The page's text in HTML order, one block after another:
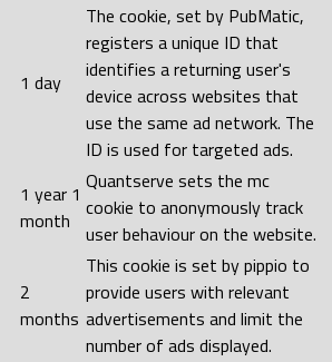
1 day
The cookie, set by PubMatic,
registers a unique ID that
identifies a returning user's
device across websites that
use the same ad network. The
ID is used for targeted ads.
1 year 1
month
Quantserve sets the mc
cookie to anonymously track
user behaviour on the website.
2
months
This cookie is set by pippio to
provide users with relevant
advertisements and limit the
number of ads displayed.